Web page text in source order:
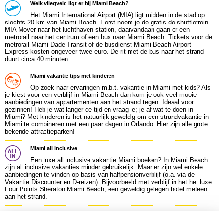
Welk vliegveld ligt er bij Miami Beach?
Het Miami International Airport (MIA) ligt midden in de stad op
slechts 20 km van Miami Beach. Eerst neem je de gratis de shuttletrein
MIA Mover naar het luchthaven station, daarvandaan gaan er een
metrorail naar het centrum of een bus naar Miami Beach. Tickets voor de
metrorail Miami Dade Transit of de busdienst Miami Beach Airport
Express kosten ongeveer twee euro. De rit met de bus naar het strand
duurt circa 40 minuten.
Miami vakantie tips met kinderen
Op zoek naar ervaringen m.b.t. vakantie in Miami met kids? Als
je kiest voor een verblijf in Miami Beach dan kom je ook veel mooie
aanbiedingen van appartementen aan het strand tegen. Ideaal voor
gezinnen! Heb je wat langer de tijd en vraag je; je af wat te doen in
Miami? Met kinderen is het natuurlijk geweldig om een strandvakantie in
Miami te combineren met een paar dagen in Orlando. Hier zijn alle grote
bekende attractieparken!
Miami all inclusive
Een luxe all inclusive vakantie Miami boeken? In Miami Beach
zijn all inclusive vakanties minder gebruikelijk. Maar er zijn wel enkele
aanbiedingen te vinden op basis van halfpensionverblijf (o.a. via de
Vakantie Discounter en D-reizen). Bijvoorbeeld met verblijf in het het luxe
Four Points Sheraton Miami Beach, een geweldig gelegen hotel meteen
aan het strand.